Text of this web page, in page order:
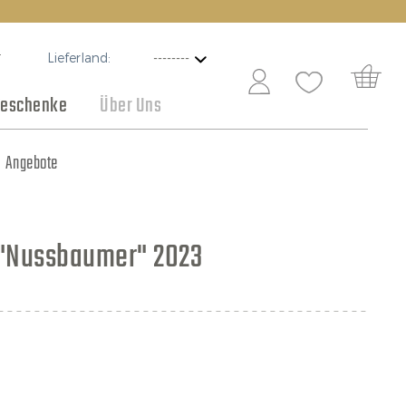
Lieferland:
Über Uns
Angebote
Schokolade
2023